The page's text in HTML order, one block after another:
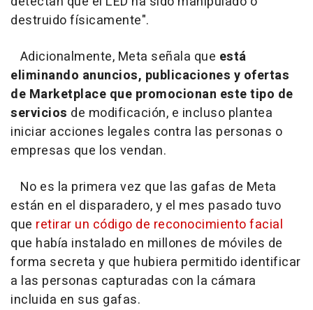
destruido físicamente".
Adicionalmente, Meta señala que está
eliminando anuncios, publicaciones y ofertas
de Marketplace que promocionan este tipo de
servicios de modificación, e incluso plantea
iniciar acciones legales contra las personas o
empresas que los vendan.
No es la primera vez que las gafas de Meta
están en el disparadero, y el mes pasado tuvo
que retirar un código de reconocimiento facial
que había instalado en millones de móviles de
forma secreta y que hubiera permitido identificar
a las personas capturadas con la cámara
incluida en sus gafas.